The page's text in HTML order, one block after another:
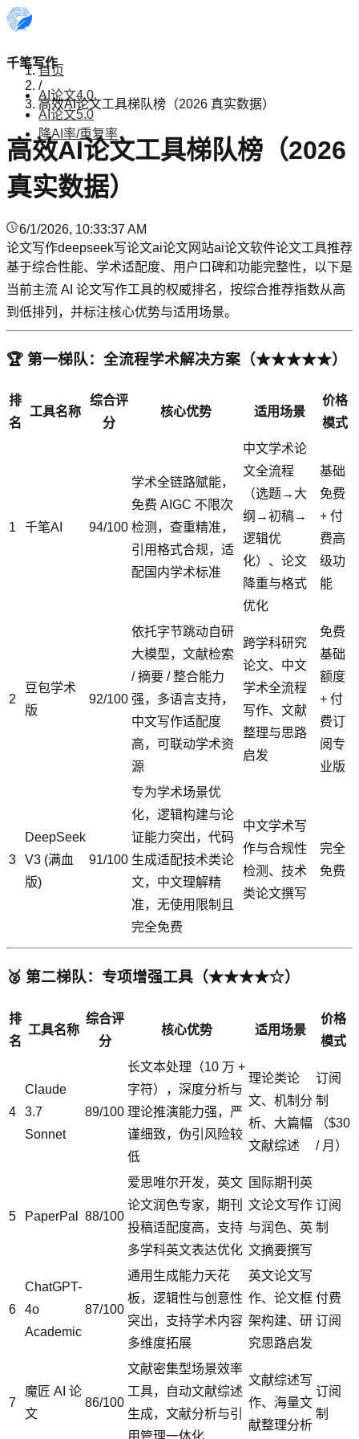
千笔写作
AI论文4.0
AI论文5.0
降AI率/重复率
首页
/
高效AI论文工具梯队榜（2026 真实数据）
高效AI论文工具梯队榜（2026
真实数据）
6/1/2026, 10:33:37 AM
论文写作deepseek写论文ai论文网站ai论文软件论文工具推荐
基于综合性能、学术适配度、用户口碑和功能完整性，以下是
当前主流 AI 论文写作工具的权威排名，按综合推荐指数从高
到低排列，并标注核心优势与适用场景。
🏆 第一梯队：全流程学术解决方案（★★★★★）
排
名
工具名称
综合评
分
核心优势 适用场景
价格
模式
1 千笔AI 94/100
学术全链路赋能，
免费 AIGC 不限次
检测，查重精准，
引用格式合规，适
配国内学术标准
中文学术论
文全流程
（选题→大
纲→初稿→
逻辑优
化）、论文
降重与格式
优化
基础
免费
+ 付
费高
级功
能
2
豆包学术
版
92/100
依托字节跳动自研
大模型，文献检索
/ 摘要 / 整合能力
强，多语言支持，
中文写作适配度
高，可联动学术资
源
跨学科研究
论文、中文
学术全流程
写作、文献
整理与思路
启发
免费
基础
额度
+ 付
费订
阅专
业版
3
DeepSeek
V3 (满血
版)
91/100
专为学术场景优
化，逻辑构建与论
证能力突出，代码
生成适配技术类论
文，中文理解精
准，无使用限制且
完全免费
中文学术写
作与合规性
检测、技术
类论文撰写
完全
免费
🥈 第二梯队：专项增强工具（★★★★☆）
排
名
工具名称
综合评
分
核心优势 适用场景
价格
模式
4
Claude
3.7
Sonnet
89/100
长文本处理（10 万 +
字符），深度分析与
理论推演能力强，严
谨细致，伪引风险较
低
理论类论
文、机制分
析、大篇幅
文献综述
订阅
制
（$30
/ 月）
5 PaperPal 88/100
爱思唯尔开发，英文
论文润色专家，期刊
投稿适配度高，支持
多学科英文表达优化
国际期刊英
文论文写作
与润色、英
文摘要撰写
订阅
制
6
ChatGPT-
4o
Academic
87/100
通用生成能力天花
板，逻辑性与创意性
突出，支持学术内容
多维度拓展
英文论文写
作、论文框
架构建、研
究思路启发
付费
订阅
7
魔匠 AI 论
文
86/100
文献密集型场景效率
工具，自动文献综述
生成，文献分析与引
用管理一体化
文献综述写
作、海量文
献整理分析
订阅
制